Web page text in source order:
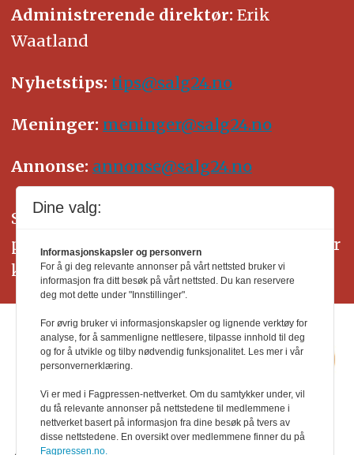
Administrerende direktør: Erik
Waatland
Nyhetstips: tips@salg24.no
Meninger: meninger@salg24.no
Annonse: annonse@salg24.no
SALG24 arbeider etter Vær Varsom-
plakatens regler for god presseskikk. Her
kan du lese mer omPFUsarbeid.
Dine valg:
Informasjonskapsler og personvern
For å gi deg relevante annonser på vårt nettsted bruker vi
informasjon fra ditt besøk på vårt nettsted. Du kan reservere
deg mot dette under "Innstillinger".
For øvrig bruker vi informasjonskapsler og lignende verktøy for
analyse, for å sammenligne nettlesere, tilpasse innhold til deg
og for å utvikle og tilby nødvendig funksjonalitet. Les mer i vår
personvernerklæring.
Vi er med i Fagpressen-nettverket. Om du samtykker under, vil
du få relevante annonser på nettstedene til medlemmene i
nettverket basert på informasjon fra dine besøk på tvers av
disse nettstedene. En oversikt over medlemmene finner du på
Fagpressen.no.